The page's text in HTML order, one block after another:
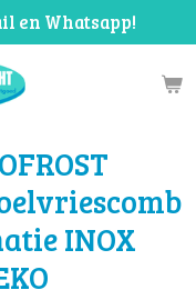
en Whatsapp!
INOX